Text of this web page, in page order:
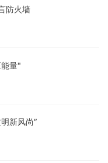
防火墙
量"
新风尚”